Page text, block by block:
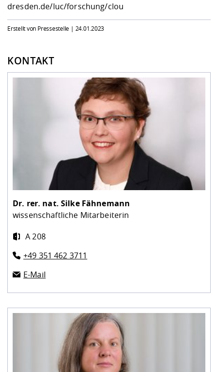
dresden.de/luc/forschung/clou
Erstellt von Pressestelle | 24.01.2023
KONTAKT
Dr. rer. nat. Silke Fähnemann
wissenschaftliche Mitarbeiterin
A 208
+49 351 462 3711
E-Mail